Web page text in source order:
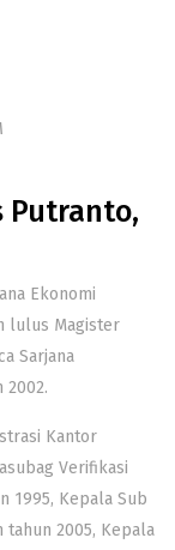
Putranto,
Ekonomi
lulus Magister
Sarjana
2002.
Kantor
Verifikasi
1995, Kepala Sub
tahun 2005, Kepala